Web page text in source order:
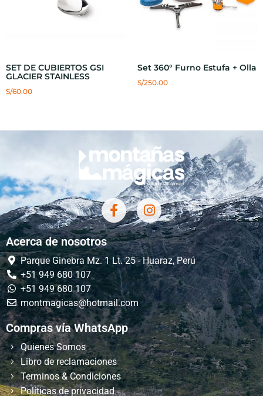
SET DE CUBIERTOS GSI
GLACIER STAINLESS
S/60.00
Set 360° Furno Estufa + Olla
S/250.00
Acerca de nosotros
Parque Ginebra Mz. 1 Lt. 25 - Huaraz, Perú
+51 949 680 107
+51 949 680 107
montmagicas@hotmail.com
Compras vía WhatsApp
Quienes Somos
Libro de reclamaciones
Terminos & Condiciones
Políticas de privacidad